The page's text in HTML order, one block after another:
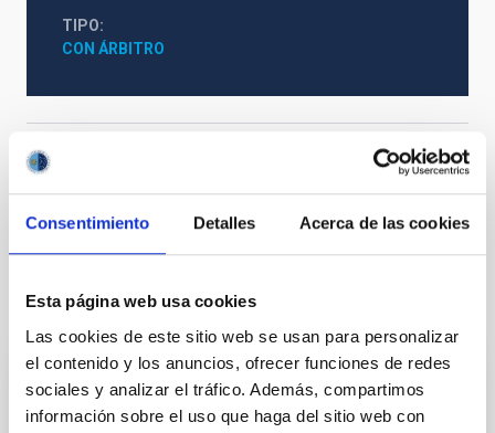
Consentimiento Detalles Acerca de las cookies
Esta página web usa cookies
Las cookies de este sitio web se usan para personalizar
el contenido y los anuncios, ofrecer funciones de redes
sociales y analizar el tráfico. Además, compartimos
información sobre el uso que haga del sitio web con
TIPO
CON ÁRBITRO
Cosmología y Astropartículas (CYA)
Física de Astropartículas
Galaxias
Te puede interesar
CON ÁRBITRO